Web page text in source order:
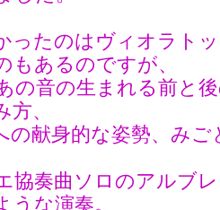
ったのはヴィオラト
もあるのですが、
の音の生まれる前と
、
の献身的な姿勢、みご
協奏曲ソロのアルブ
うな演奏。